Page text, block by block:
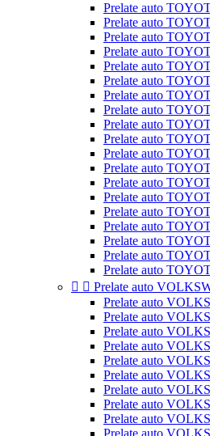
Prelate auto
Prelate auto
Prelate auto
Prelate auto
Prelate auto
Prelate auto
Prelate auto
Prelate auto
Prelate auto
Prelate auto
Prelate auto
Prelate auto
Prelate auto
Prelate auto
Prelate auto
Prelate auto
Prelate auto
Prelate auto
Prelate auto
  Prelate auto
Prelate auto
Prelate auto
Prelate auto
Prelate auto
Prelate auto
Prelate auto
Prelate auto
Prelate auto
Prelate auto
Prelate auto